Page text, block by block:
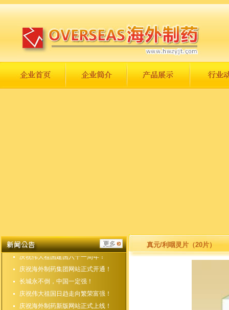
庆祝集团公司成立二十二周年！
庆祝伟大祖国建国六十一周年！
庆祝海外制药集团网站正式开通！
长城永不倒，中国一定强！
庆祝伟大祖国日趋走向繁荣富强！
庆祝海外制药新版网站正式上线！
真元/利咽灵片（20片）